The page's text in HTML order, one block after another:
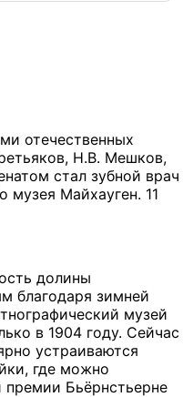
отечественных
Н.В. Мешков,
стал зубной врач
музея Майхауген. 11
долины
благодаря зимней
музей
в 1904 году. Сейчас
устраиваются
где можно
премии Бьёрнстьерне